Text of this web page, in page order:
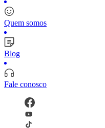
Quem somos
Blog
Fale conosco